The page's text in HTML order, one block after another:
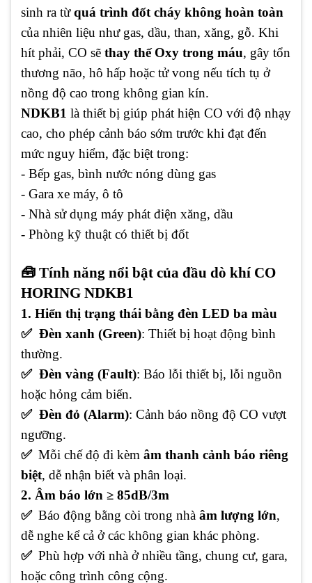
sinh ra từquá trình đốt cháy không hoàn toàn
của nhiên liệu như gas, dầu, than, xăng, gỗ. Khi
hít phải, CO sẽ thay thế Oxy trong máu, gây tổn
thương não, hô hấp hoặc tử vong nếu tích tụ ở
nồng độ cao trong không gian kín.
NDKB1 là thiết bị giúp phát hiện CO với độ nhạy
cao, cho phép cảnh báo sớm trước khi đạt đến
mức nguy hiểm, đặc biệt trong:
- Bếp gas, bình nước nóng dùng gas
- Gara xe máy, ô tô
- Nhà sử dụng máy phát điện xăng, dầu
- Phòng kỹ thuật có thiết bị đốt
🧰 Tính năng nổi bật của đầu dò khí CO
HORING NDKB1
1. Hiển thị trạng thái bằng đèn LED ba màu
✅ Đèn xanh (Green): Thiết bị hoạt động bình
thường.
✅ Đèn vàng (Fault): Báo lỗi thiết bị, lỗi nguồn
hoặc hỏng cảm biến.
✅ Đèn đỏ (Alarm): Cảnh báo nồng độ CO vượt
ngưỡng.
✅ Mỗi chế độ đi kèm âm thanh cảnh báo riêng
biệt, dễ nhận biết và phân loại.
2. Âm báo lớn ≥ 85dB/3m
✅ Báo động bằng còi trong nhà âm lượng lớn,
dễ nghe kể cả ở các không gian khác phòng.
✅ Phù hợp với nhà ở nhiều tầng, chung cư, gara,
hoặc công trình công cộng.